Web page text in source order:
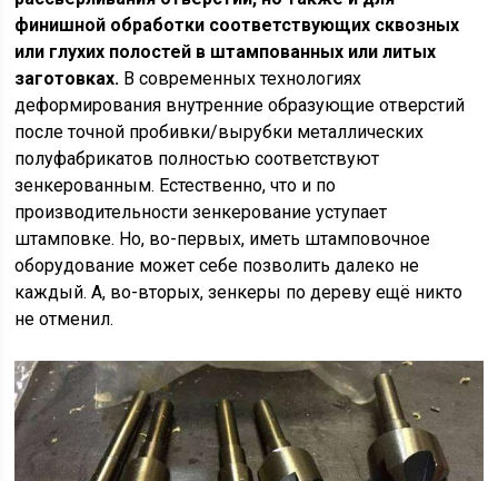
финишной обработки соответствующих сквозных
или глухих полостей в штампованных или литых
заготовках. В современных технологиях
деформирования внутренние образующие отверстий
после точной пробивки/вырубки металлических
полуфабрикатов полностью соответствуют
зенкерованным. Естественно, что и по
производительности зенкерование уступает
штамповке. Но, во-первых, иметь штамповочное
оборудование может себе позволить далеко не
каждый. А, во-вторых, зенкеры по дереву ещё никто
не отменил.